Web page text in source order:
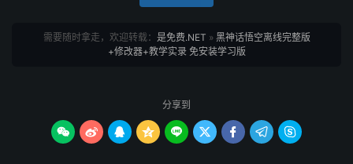
需要随时拿走，欢迎转载： 是免费.NET » 黑神话悟空离线完整版
+修改器+教学实录 免安装学习版
分享到
        